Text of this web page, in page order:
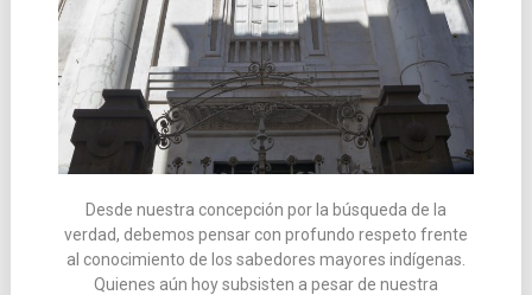
Desde nuestra concepción por la búsqueda de la
verdad, debemos pensar con profundo respeto frente
al conocimiento de los sabedores mayores indígenas.
Quienes aún hoy subsisten a pesar de nuestra